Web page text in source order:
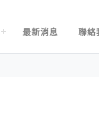
最新消息 聯絡